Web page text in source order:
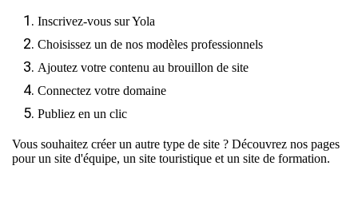
Inscrivez-vous sur Yola
Choisissez un de nos modèles professionnels
Ajoutez votre contenu au brouillon de site
Connectez votre domaine
Publiez en un clic
Vous souhaitez créer un autre type de site ? Découvrez nos pages
pourun site d'équipe, un site touristique et un site de formation.